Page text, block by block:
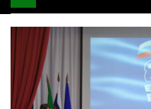
navigation